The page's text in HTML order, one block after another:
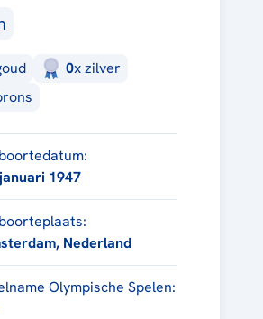
0xzilver
1947
Nederland
Olympische Spelen: